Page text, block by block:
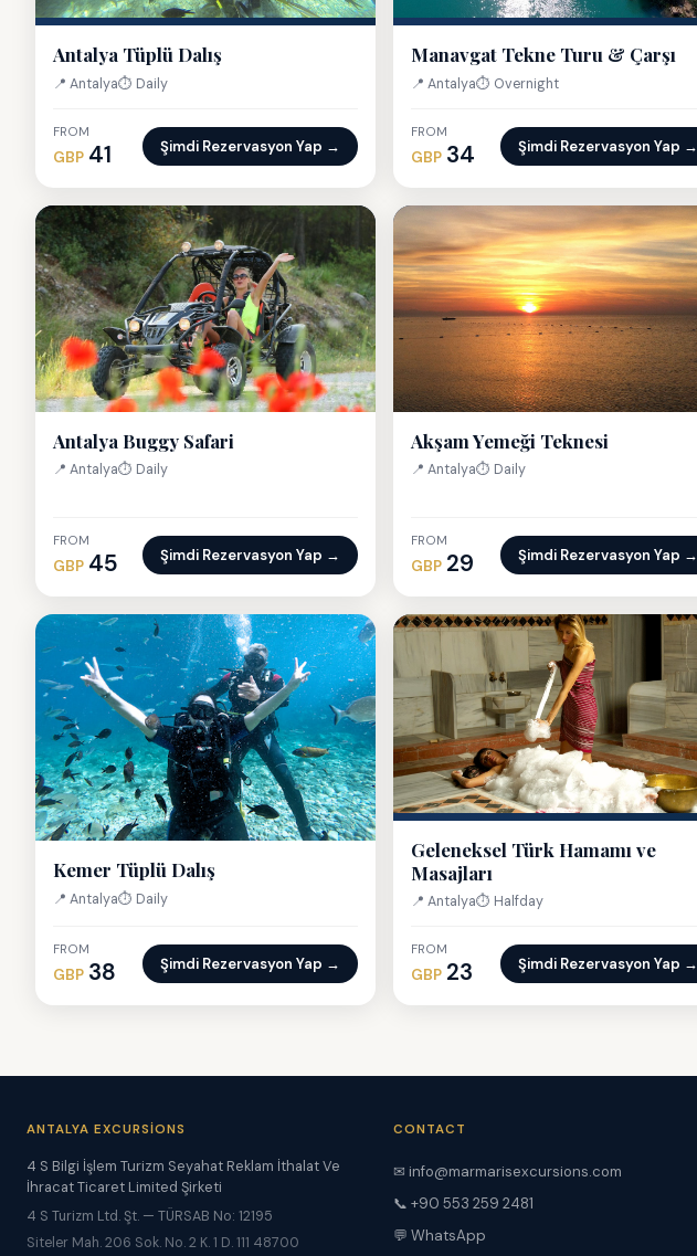
Antalya Tüplü Dalış
📍 Antalya⏱ Daily
FROM
GBP 41 Şimdi Rezervasyon Yap →
Manavgat Tekne Turu & Çarşı
📍 Antalya⏱ Overnight
FROM
GBP 34 Şimdi Rezervasyon Yap →
Antalya Buggy Safari
📍 Antalya⏱ Daily
FROM
GBP 45 Şimdi Rezervasyon Yap →
Akşam Yemeği Teknesi
📍 Antalya⏱ Daily
FROM
GBP 29 Şimdi Rezervasyon Yap →
Kemer Tüplü Dalış
📍 Antalya⏱ Daily
FROM
GBP 38 Şimdi Rezervasyon Yap →
Geleneksel Türk Hamamı ve
Masajları
📍 Antalya⏱ Halfday
FROM
GBP 23 Şimdi Rezervasyon Yap →
ANTALYA EXCURSIONS
4 S Bilgi İşlem Turizm Seyahat Reklam İthalat Ve
İhracat Ticaret Limited Şirketi
4 S Turizm Ltd. Şt. — TÜRSAB No: 12195
Siteler Mah. 206 Sok. No. 2 K. 1 D. 111 48700
CONTACT
✉ info@marmarisexcursions.com
📞 +90 553 259 2481
💬 WhatsApp